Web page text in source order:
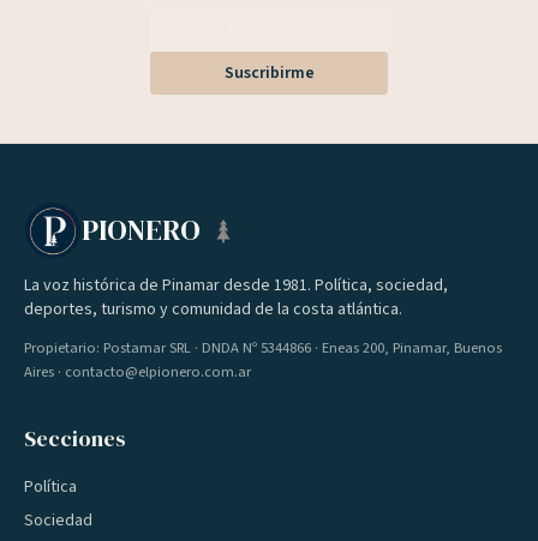
Suscribirme
PIONERO
La voz histórica de Pinamar desde 1981. Política, sociedad,
deportes, turismo y comunidad de la costa atlántica.
Propietario: Postamar SRL · DNDA Nº 5344866 · Eneas 200, Pinamar, Buenos
Aires · contacto@elpionero.com.ar
Secciones
Política
Sociedad